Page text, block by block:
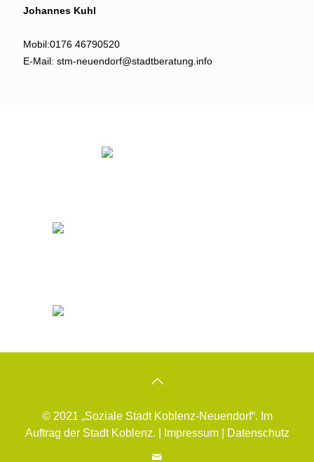
Johannes Kuhl
Mobil:0176 46790520
E-Mail: stm-neuendorf@stadtberatung.info
© 2021 „Soziale Stadt Koblenz-Neuendorf“. Im
Auftrag der Stadt Koblenz. |
Impressum| Datenschutz